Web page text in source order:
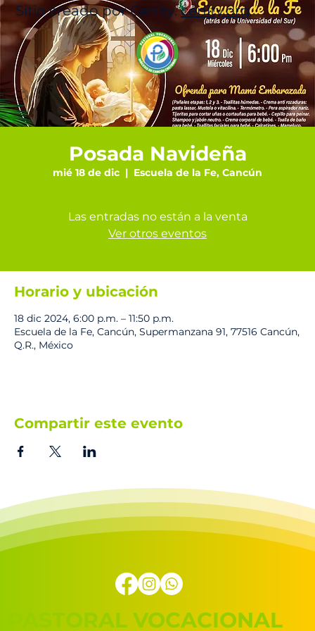
Sitio creado por Cenity.cenity.org
Posada Navideña
mié 18 de dic
  |
Escuela de la Fe, Cancún
Las entradas no están a la venta
Ver otros eventos
Horario y ubicación
18 dic 2024, 6:00 p.m. – 11:50 p.m.
Escuela de la Fe, Cancún, Supermanzana 91, 77516 Cancún,
Q.R., México
Compartir este evento
PASTORAL VOCACIONAL